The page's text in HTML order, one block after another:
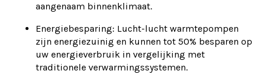
aangenaam binnenklimaat.
Energiebesparing: Lucht-lucht warmtepompen
zijn energiezuinig en kunnen tot 50% besparen op
uw energieverbruik in vergelijking met
traditionele verwarmingssystemen.